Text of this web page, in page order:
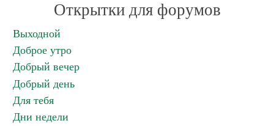
Открытки для форумов
Выходной
Доброе утро
Добрый вечер
Добрый день
Для тебя
Дни недели